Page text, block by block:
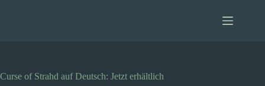
Curse of Strahd auf Deutsch: Jetzt erhältlich